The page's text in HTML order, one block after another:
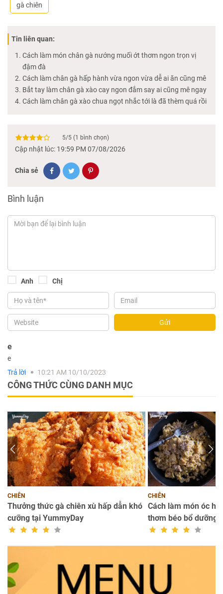
gà chiên
Tin liên quan:
Cách làm món chân gà nướng muối ớt thơm ngon trọn vị
đậm đà
Cách làm chân gà hấp hành vừa ngon vừa dễ ai ăn cũng mê
Bắt tay làm chân gà xào cay ngon đắm say ai cũng mê ngay
Cách làm chân gà xào chua ngọt nhắc tới là đã thèm quá rồi
5/5 (1 bình chọn)
Cập nhật lúc: 19:59 PM 07/08/2026
Chia sẻ
Bình luận
Anh Chị
Gửi
e
e
Trả lời
10:21 AM 10/10/2023
CÔNG THỨC CÙNG DANH MỤC
CHIÊN
Thưởng thức gà chiên xù hấp dẫn khó
cưỡng tại YummyDay
CHIÊN
Cách làm món óc
thơm béo bổ dưỡng